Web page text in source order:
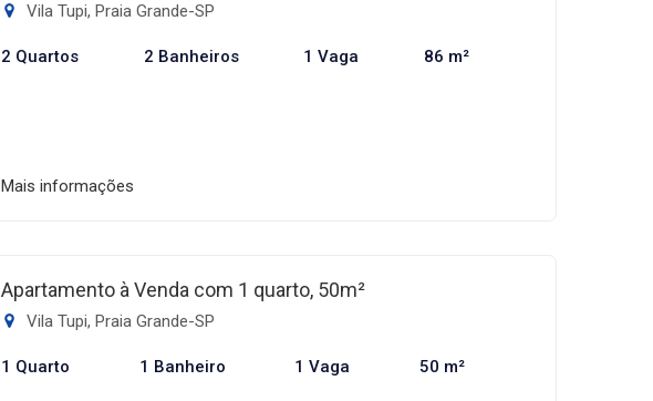
Vila Tupi, Praia Grande-SP
2 Quartos 2 Banheiros 1 Vaga 86 m²
Mais informações
Apartamento à Venda com 1 quarto, 50m²
Vila Tupi, Praia Grande-SP
1 Quarto 1 Banheiro 1 Vaga 50 m²